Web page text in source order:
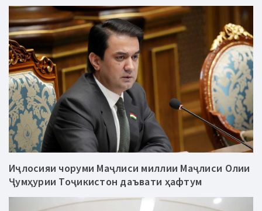
Иҷлосияи чоруми Маҷлиси миллии Маҷлиси Олии
Ҷумҳурии Тоҷикистон даъвати ҳафтум